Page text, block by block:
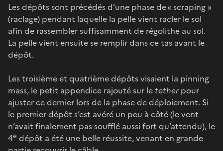
Les dépôts sont précédés d’une phase de « scraping »
(raclage) pendant laquelle la pelle vient racler le sol
afin de rassembler suffisamment de régolithe au sol.
La pelle vient ensuite se remplir dans ce tas avant le
dépôt.
Les troisième et quatrième dépôts visaient la pinning
mass, le petit appendice rajouté sur le tetherpour
ajuster ce dernier lors de la phase de déploiement. Si
le premier dépôt s’est avéré un peu à côté (le vent
n’avait finalement pas soufflé aussi fort qu’attendu), le
4e dépôt a été une belle réussite, venant en grande